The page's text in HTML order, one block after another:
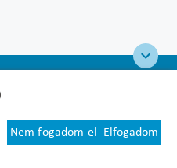
Nem fogadom el Elfogadom
feltételek